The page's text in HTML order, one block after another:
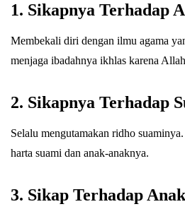
1. Sikapnya Terhadap
Membekali diri dengan ilmu agama
menjaga ibadahnya ikhlas karena
2. Sikapnya Terhadap
Selalu mengutamakan ridho
harta suami dan anak-anaknya.
3. Sikap Terhadap Anak